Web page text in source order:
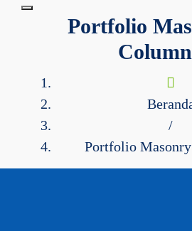
Portfolio
/
Portfolio